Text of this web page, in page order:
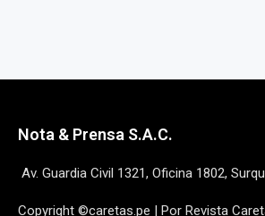
Nota & Prensa S.A.C.
Av. Guardia Civil 1321, Oficina 1802,
Copyright ©caretas.pe | Por Revista